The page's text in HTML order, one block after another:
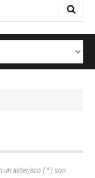
un asterisco ('*') son